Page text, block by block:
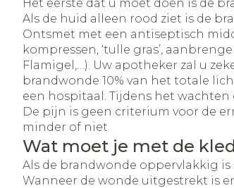
Het eerste dat u moet doen is de
Als de huid alleen rood ziet is de
Ontsmet met een antiseptisch
kompressen, ‘tulle gras’,
Flamigel,…). Uw apotheker zal u
brandwonde 10% van het totale
een hospitaal. Tijdens het
De pijn is geen criterium voor de
minder of niet.
Wat moet je met de
Als de brandwonde oppervlakkig
Wanneer de wonde uitgestrekt is